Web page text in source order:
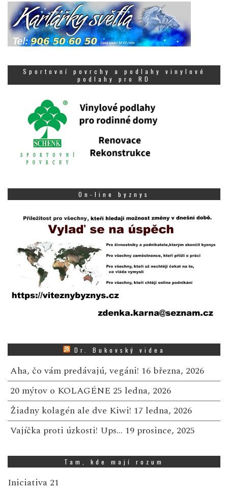
Sportovní povrchy a podlahy vinylové
podlahy pro RD
On-line byznys
Dr. Bukovský videa
Aha, čo vám predávajú, vegáni! 16 března, 2026
20 mýtov o KOLAGÉNE 25 ledna, 2026
Žiadny kolagén ale dve Kiwi! 17 ledna, 2026
Vajíčka proti úzkosti! Ups… 19 prosince, 2025
Tam, kde mají rozum
Iniciativa 21